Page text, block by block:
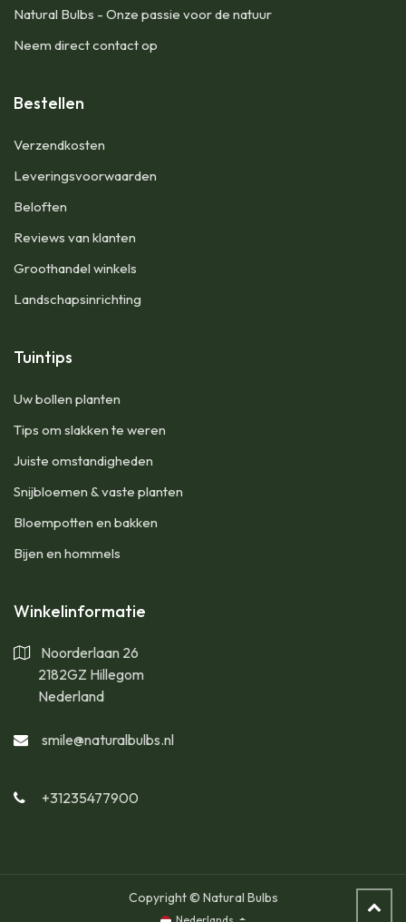
Natural Bulbs - Onze passie voor de natuur
Neem direct contact op
Bestellen
​Verzendkosten
Leveringsvoorwaarden
Beloften
Reviews van klanten
Groothandel winkels
Landschapsinrichting
Tuintips
Uw bollen planten
Tips om slakken te weren
Juiste omstandigheden
Snijbloemen & vaste planten
Bloempotten en bakken
Bijen en hommels
Winkelinformatie
Noorderlaan 26
2182GZ Hillegom
Nederland
smile@naturalbulbs.nl
+31235477900
Copyright © Natural Bulbs